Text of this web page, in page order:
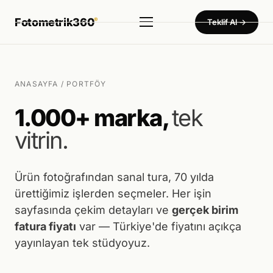
Fotometrik360®
Hizmetler
Ürün Fotoğraf Çekimi
360° Ürün Fotoğraf Çekimi
Tam küresel sistem — Türkiye'de tek
Otel · Fabrika · Showroom · Müze
Ürün Video Çekimi
Tanıtım · Reels · Drone
Tanıtım Filmi Çekimi
Fabrika · Showroom · Kurumsal film
Teklif Al →
ANASAYFA / PORTFÖY
1.000+ marka,tek
vitrin.
Ürün fotoğrafından sanal tura, 70 yılda
ürettiğimiz işlerden seçmeler. Her işin
sayfasında çekim detayları ve gerçek birim
fatura fiyatı var — Türkiye'de fiyatını açıkça
yayınlayan tek stüdyoyuz.